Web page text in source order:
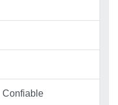
Confiable